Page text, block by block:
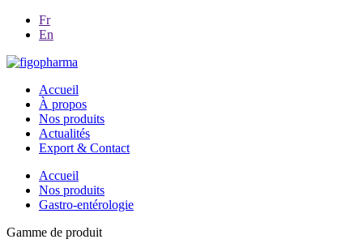
Fr
En
Accueil
À propos
Nos produits
Actualités
Export & Contact
Accueil
Nos produits
Gastro-entérologie
Gamme de produit